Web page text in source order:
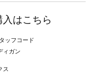
はこちら
ィガン
ス